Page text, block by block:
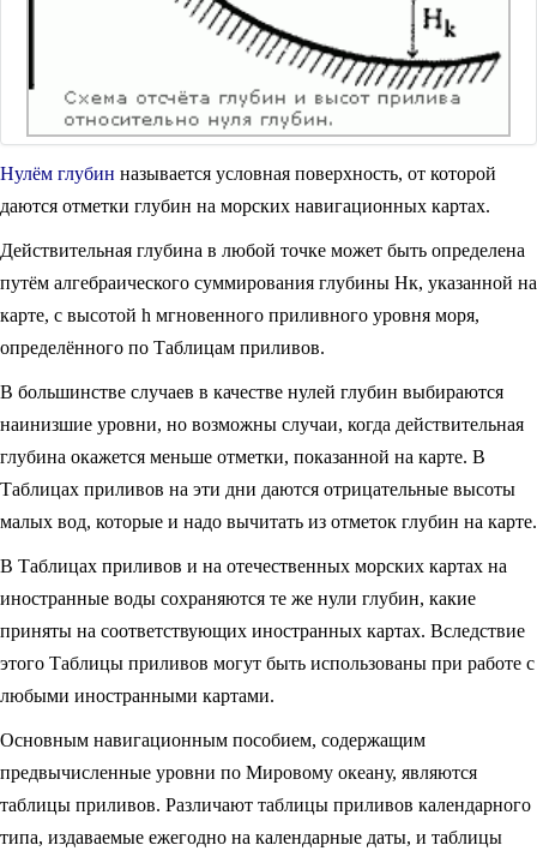
Нулём глубин называется условная поверхность, от которой
даются отметки глубин на мopcких навигационных картах.
Действительная глубина в любой точке может быть определена
путём алгебраического суммирования глубины Нк, указанной на
карте, с высотой h мгновенного приливного уровня моря,
определённого по Таблицам приливов.
В большинстве случаев в качестве нулей глубин выбираются
наинизшие уровни, но возможны случаи, когда действительная
глубина окажется меньше отметки, показанной на карте. В
Таблицах приливов на эти дни даются отрицательные высоты
малых вод, которые и надо вычитать из отметок глубин на карте.
В Таблицах приливов и на отечественных морских картах на
иностранные воды сохраняются те же нули глубин, какие
приняты на соответствующих иностранных картах. Вследствие
этого Таблицы приливов могут быть использованы при работе с
любыми иностранными картами.
Основным навигационным пособием, содержащим
предвычисленные уровни по Мировому океану, являются
таблицы приливов. Различают таблицы приливов календарного
типа, издаваемые ежегодно на календарные даты, и таблицы